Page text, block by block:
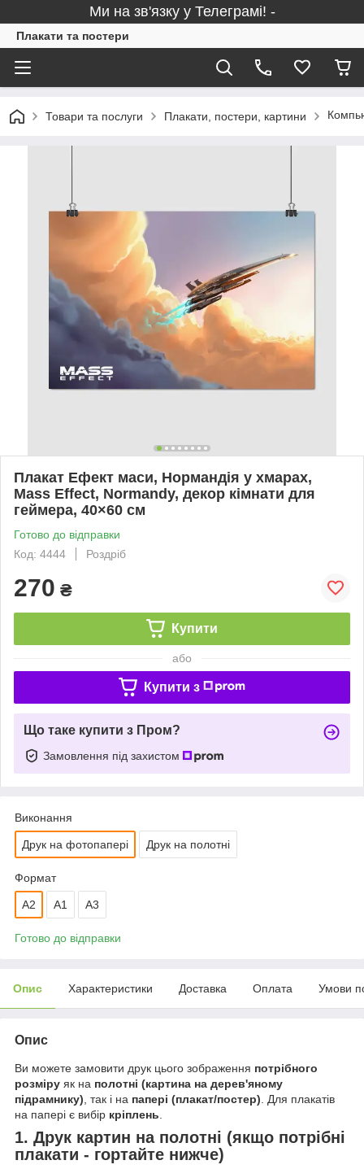
Ми на зв'язку у Телеграмі! -
Плакати та постери
Товари та послуги Плакати, постери, картини
Плакат Ефект маси, Нормандія у хмарах,
Mass Effect, Normandy, декор кімнати для
геймера, 40×60 см
Готово до відправки
Код: 4444
Роздріб
270 ₴
Купити
або
Купити з
Що таке купити з Пром?
Замовлення під захистом
Виконання
Друк на фотопапері Друк на полотні
Формат
A2 А1 A3
Готово до відправки
Опис Характеристики Доставка Оплата Умови
Опис
Ви можете замовити друк цього зображення потрібного
розміру як на полотні (картина на дерев'яному
підрамнику) , так і на папері (плакат/постер) . Для плакатів
на папері є вибір кріплень
1. Друк картин на полотні (якщо потрібні
плакати - гортайте нижче)